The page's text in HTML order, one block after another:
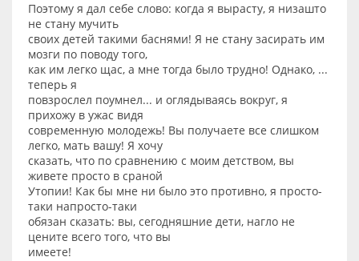
Поэтому я дал себе слово: когда я вырасту, я низашто
не стану мучить
своих детей такими баснями! Я не стану засирать им
мозги по поводу того,
как им легко щас, а мне тогда было трудно! Однако, ...
теперь я
повзрослел поумнел... и оглядываясь вокруг, я
прихожу в ужас видя
современную молодежь! Вы получаете все слишком
легко, мать вашу! Я хочу
сказать, что по сравнению с моим детством, вы
живете просто в сраной
Утопии! Как бы мне ни было это противно, я просто-
таки напросто-таки
обязан сказать: вы, сегодняшние дети, нагло не
цените всего того, что вы
имеете!